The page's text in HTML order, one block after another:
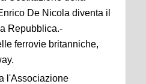
De Nicola diventa il
Repubblica.-
ferrovie britanniche,
l'Associazione